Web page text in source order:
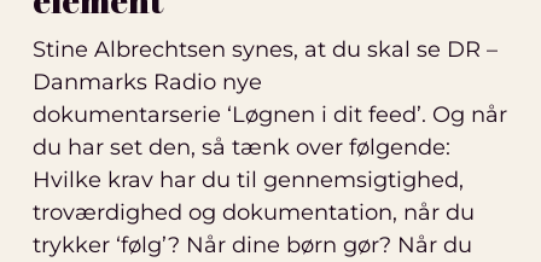
Stine Albrechtsen synes, at du skal se DR –
Danmarks Radionye
dokumentarserie ‘Løgnen i dit feed’. Og når
du har set den, så tænk over følgende:
Hvilke krav har du til gennemsigtighed,
troværdighed og dokumentation, når du
trykker ‘følg’? Når dine børn gør? Når du